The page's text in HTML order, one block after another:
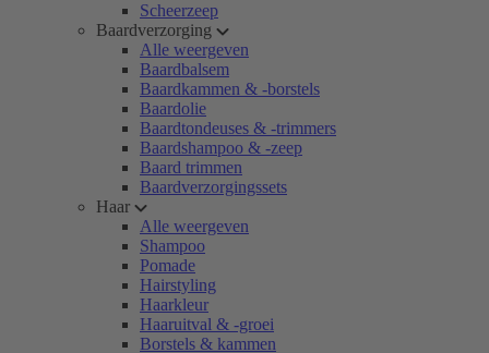
Scheerzeep
Baardverzorging
Alle weergeven
Baardbalsem
Baardkammen & -borstels
Baardolie
Baardtondeuses & -trimmers
Baardshampoo & -zeep
Baard trimmen
Baardverzorgingssets
Haar
Alle weergeven
Shampoo
Pomade
Hairstyling
Haarkleur
Haaruitval & -groei
Borstels & kammen